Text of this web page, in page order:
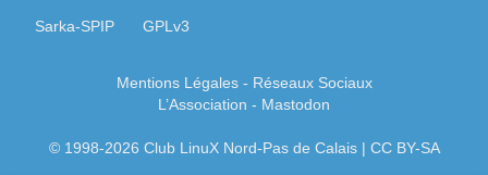
Sarka-SPIP GPLv3
Mentions Légales- Réseaux Sociaux
L’Association - Mastodon
© 1998-2026 Club LinuX Nord-Pas de Calais | CC BY-SA